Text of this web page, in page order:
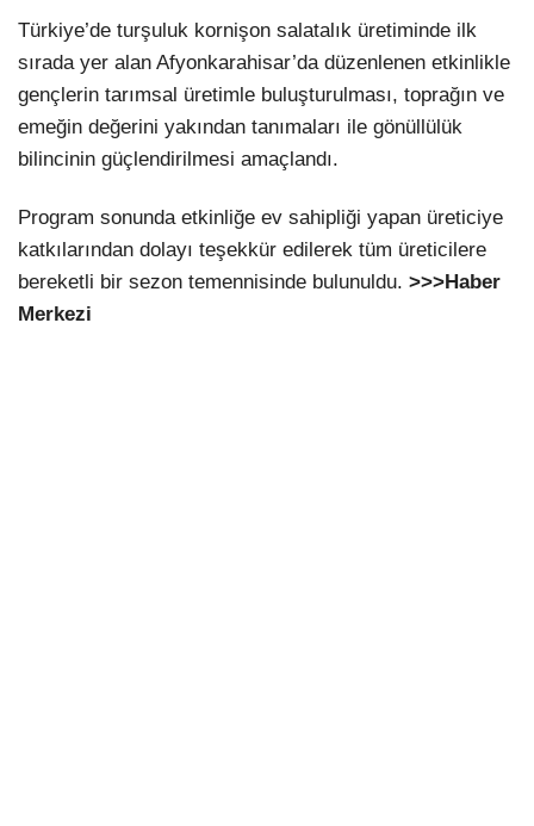
Türkiye’de turşuluk kornişon salatalık üretiminde ilk
sırada yer alan Afyonkarahisar’da düzenlenen etkinlikle
gençlerin tarımsal üretimle buluşturulması, toprağın ve
emeğin değerini yakından tanımaları ile gönüllülük
bilincinin güçlendirilmesi amaçlandı.
Program sonunda etkinliğe ev sahipliği yapan üreticiye
katkılarından dolayı teşekkür edilerek tüm üreticilere
bereketli bir sezon temennisinde bulunuldu. >>>Haber
Merkezi